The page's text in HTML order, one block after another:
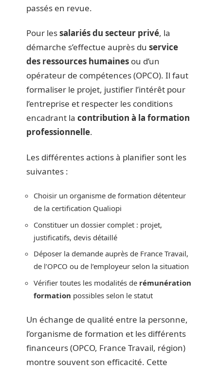
passés en revue.
Pour lessalariés du secteur privé, la
démarche s’effectue auprès du service
des ressources humaines ou d’un
opérateur de compétences (OPCO). Il faut
formaliser le projet, justifier l’intérêt pour
l’entreprise et respecter les conditions
encadrant la contribution à la formation
professionnelle.
Les différentes actions à planifier sont les
suivantes :
Choisir un organisme de formation détenteur
de la certification Qualiopi
Constituer un dossier complet : projet,
justificatifs, devis détaillé
Déposer la demande auprès de France Travail,
de l’OPCO ou de l’employeur selon la situation
Vérifier toutes les modalités de rémunération
formation possibles selon le statut
Un échange de qualité entre la personne,
l’organisme de formation et les différents
financeurs (OPCO, France Travail, région)
montre souvent son efficacité. Cette